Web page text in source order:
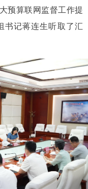
预算联网监督工作提
书记蒋连生听取了汇